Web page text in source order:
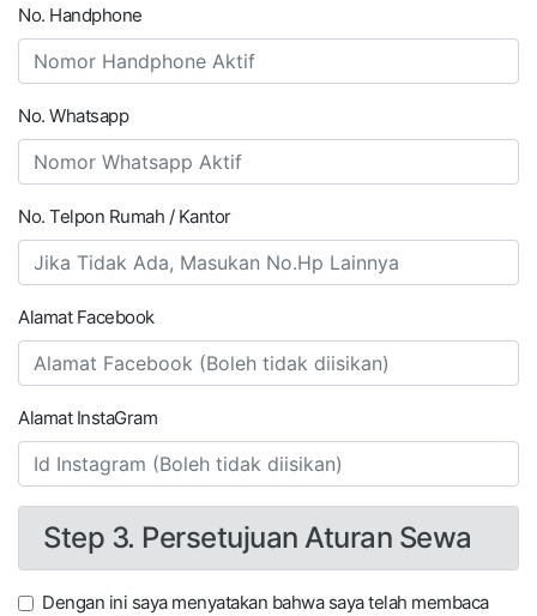
No. Handphone
No. Whatsapp
No. Telpon Rumah / Kantor
Alamat Facebook
Alamat InstaGram
Step 3. Persetujuan Aturan Sewa
Dengan ini saya menyatakan bahwa saya telah membaca